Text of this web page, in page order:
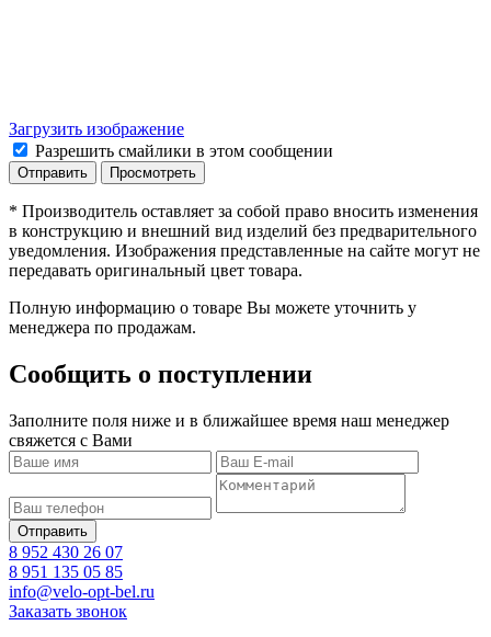
Загрузить изображение
Разрешить смайлики в этом сообщении
* Производитель оставляет за собой право вносить изменения
в конструкцию и внешний вид изделий без предварительного
уведомления. Изображения представленные на сайте могут не
передавать оригинальный цвет товара.
Полную информацию о товаре Вы можете уточнить у
менеджера по продажам.
Сообщить о поступлении
Заполните поля ниже и в ближайшее время наш менеджер
свяжется с Вами
8 952 430 26 07
8 951 135 05 85
info@velo-opt-bel.ru
Заказать звонок